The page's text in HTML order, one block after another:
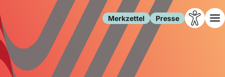
Merkzettel Presse
Leben Gesellschaft